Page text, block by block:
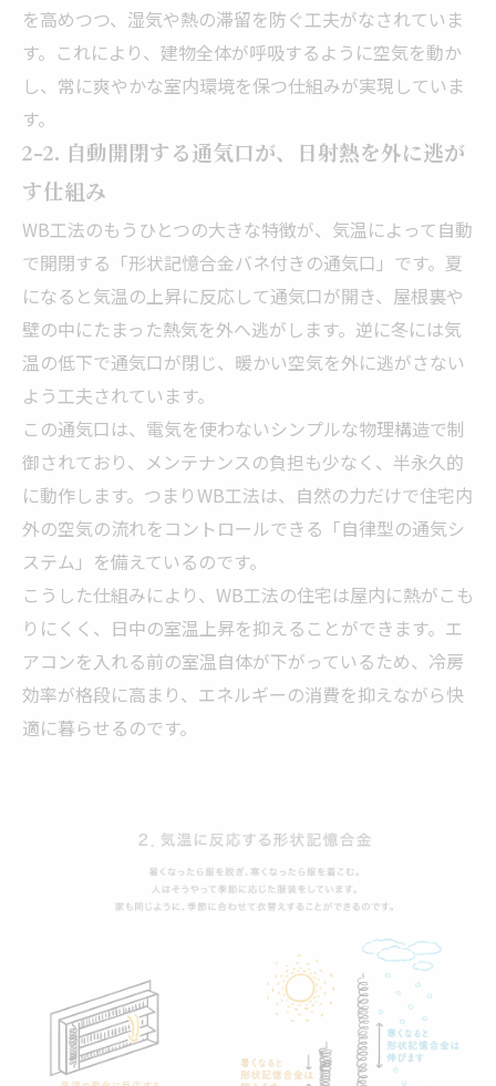
を高めつつ、湿気や熱の滞留を防ぐ工夫がなされていま
す。これにより、建物全体が呼吸するように空気を動か
し、常に爽やかな室内環境を保つ仕組みが実現していま
す。
2-2. 自動開閉する通気口が、日射熱を外に逃が
す仕組み
WB工法のもうひとつの大きな特徴が、気温によって自動
で開閉する「形状記憶合金バネ付きの通気口」です。夏
になると気温の上昇に反応して通気口が開き、屋根裏や
壁の中にたまった熱気を外へ逃がします。逆に冬には気
温の低下で通気口が閉じ、暖かい空気を外に逃がさない
よう工夫されています。
この通気口は、電気を使わないシンプルな物理構造で制
御されており、メンテナンスの負担も少なく、半永久的
に動作します。つまりWB工法は、自然の力だけで住宅内
外の空気の流れをコントロールできる「自律型の通気シ
ステム」を備えているのです。
こうした仕組みにより、WB工法の住宅は屋内に熱がこも
りにくく、日中の室温上昇を抑えることができます。エ
アコンを入れる前の室温自体が下がっているため、冷房
効率が格段に高まり、エネルギーの消費を抑えながら快
適に暮らせるのです。